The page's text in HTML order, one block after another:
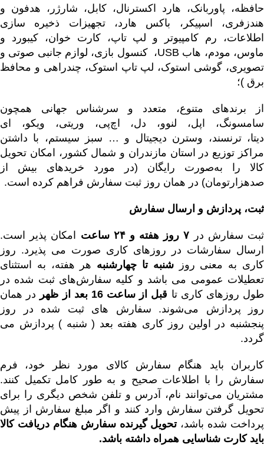
حافظه، پاوربانک، هارد اکسترنال، کابل، شارژر ، هدفون و
هندزفری، اسپیکر ، باکس هارد،تجهیزات ذخیره سازی
اطلاعات، رم کامپیوتر و لپ تاپ،کارت خوان،کیبورد و
ماوس، مودم، هاب USB ،کنسول بازی، لوازم جانبی صوتی و
تصویری، گوشی استوک، لپ تاپ استوک، چندراهی و محافظ
برق )؛
از برندهای متنوع، متعدد و سرشناس جهانی همچون
سامسونگ، اپل، لنوو، دل، اچ‌پی، وریتی، ویکو، ای
دیتا،ترنسند، وسترن دیجیتال و … سبز سیستم، با داشتن
مراکز توزیع در استان مازندران و شمال کشور، امکان تحویل
کالا را به‌صورت رایگان (در مورد خریدهای بیش از
صدهزارتومان) در همان روز ثبت سفارش فراهم کرده است.
ثبت، پردازش و ارسال سفارش
ثبت سفارش در ۷ روز هفته و ۲۴ ساعت
امکان پذیر است.
ارسال سفارشات در روزهای کاری صورت می پذیرد. روز
کاری به معنی روزشنبه تا چهارشنبه هر هفته، به استثنای
تعطیلات عمومی می باشد و کلیه سفارش‏‌های ثبت شده در
طول روزهای کاری تا قبل از ساعت 16 بعد از ظهر
در همان
روز پردازش می‌‏شوند. سفارش های ثبت شده در روز
پنجشنبه در اولین روز کاری هفته بعد ( شنبه ) پردازش می
گردد.
کاربران باید هنگام سفارش کالای مورد نظر خود، فرم
سفارش را با اطلاعات صحیح و به طور کامل تکمیل کنند.
مشتریان می‌توانند نام، آدرس و تلفن شخص دیگری را برای
تحویل گرفتن سفارش وارد کنند و اگر مبلغ سفارش از پیش
پرداخت شده باشد،تحویل گیرنده سفارش هنگام دریافت کالا
باید کارت شناسایی همراه داشته باشد.